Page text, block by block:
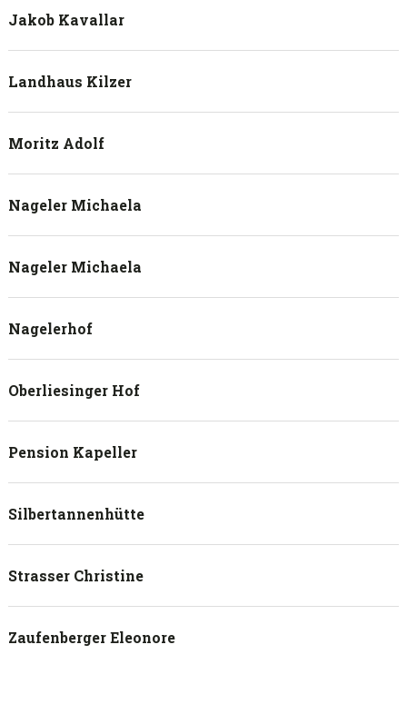
Jakob Kavallar
Landhaus Kilzer
Moritz Adolf
Nageler Michaela
Nageler Michaela
Nagelerhof
Oberliesinger Hof
Pension Kapeller
Silbertannenhütte
Strasser Christine
Zaufenberger Eleonore